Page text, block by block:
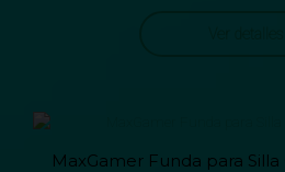
MaxGamer Funda para